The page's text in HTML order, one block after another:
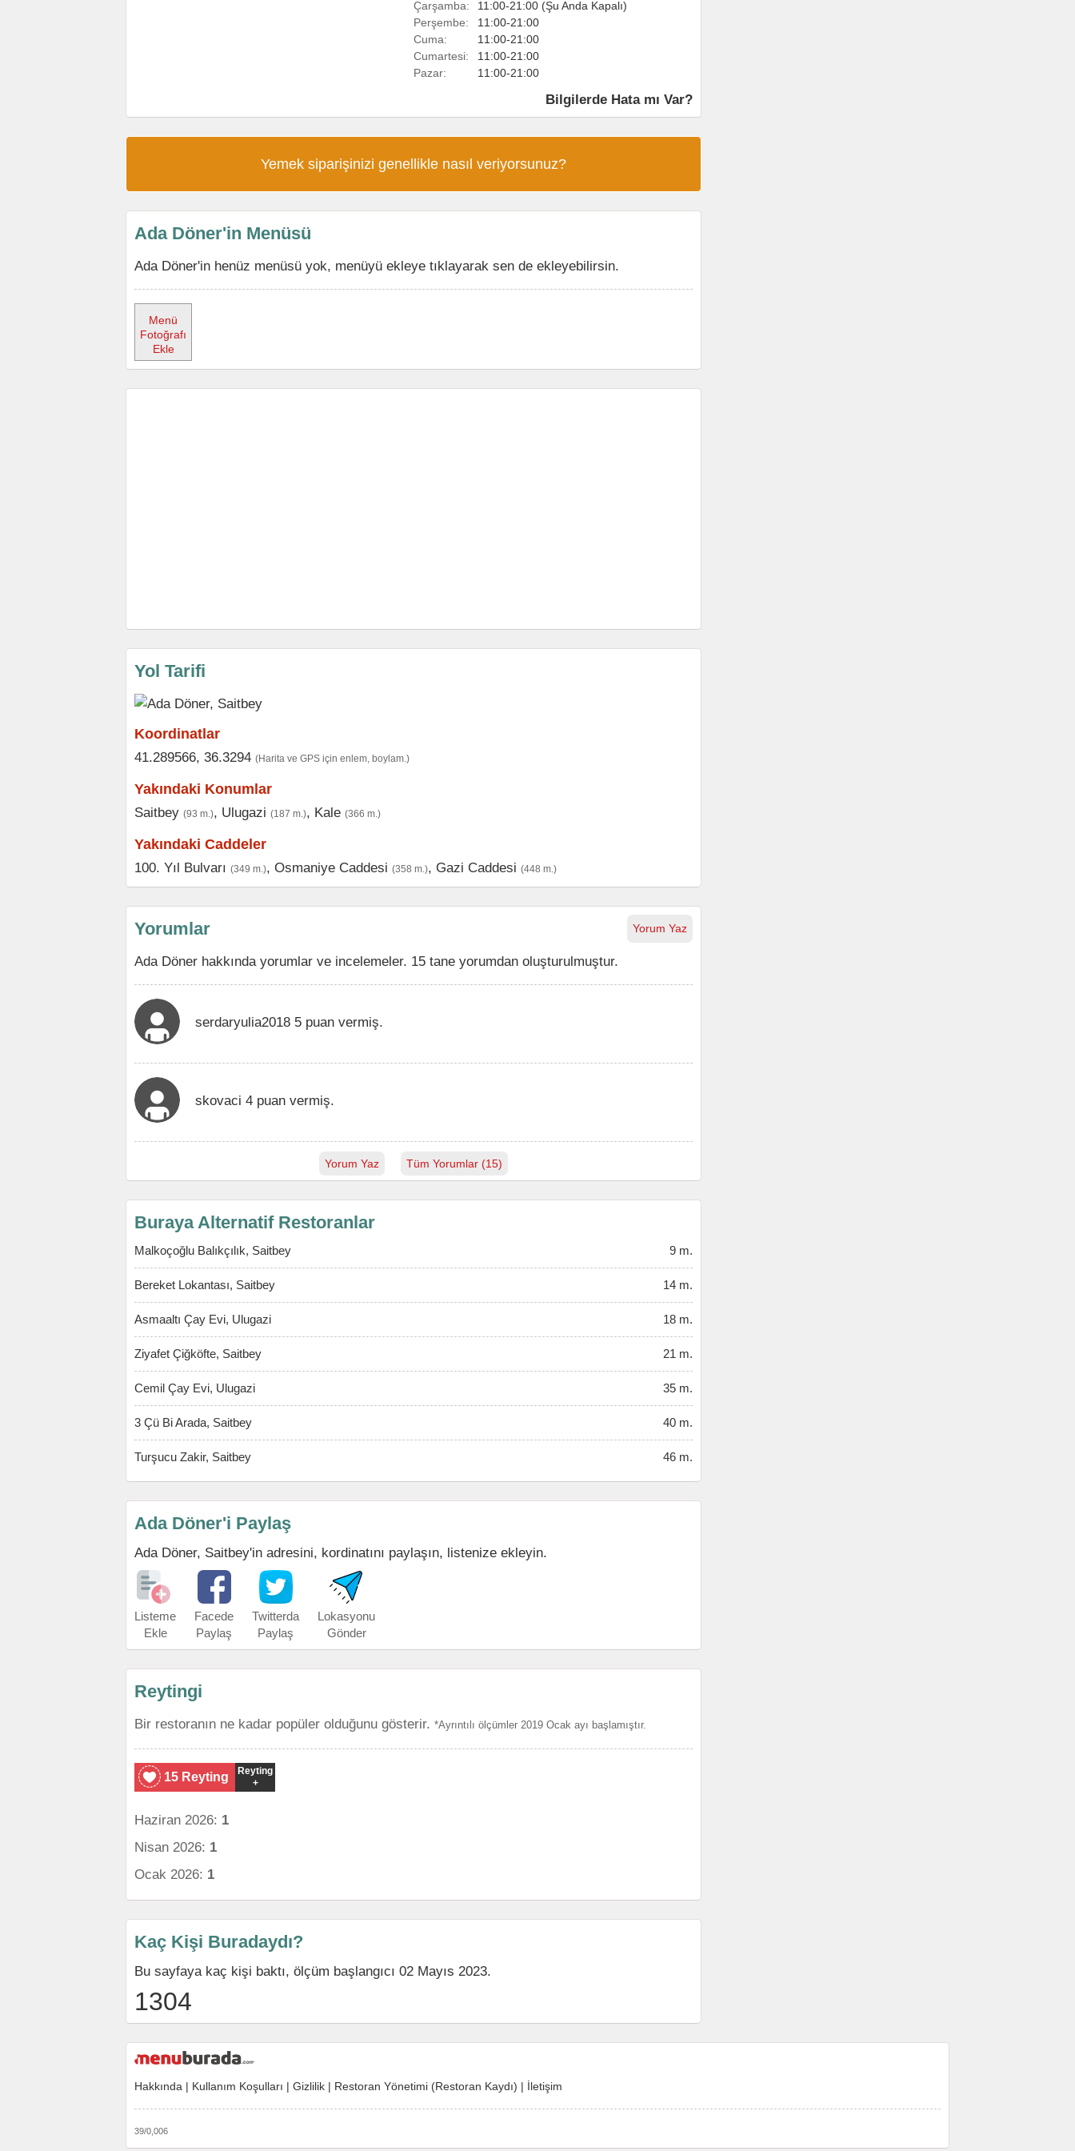
Çarşamba:
11:00-21:00 (Şu Anda Kapalı)
Perşembe:
11:00-21:00
Cuma:
11:00-21:00
Cumartesi:
11:00-21:00
Pazar:
11:00-21:00
Bilgilerde Hata mı Var?
Yemek siparişinizi genellikle nasıl veriyorsunuz?
Ada Döner'in Menüsü
Ada Döner'in henüz menüsü yok, menüyü ekleye tıklayarak sen de ekleyebilirsin.
Menü
Fotoğrafı
Ekle
Yol Tarifi
Koordinatlar
41.289566, 36.3294 (Harita ve GPS için enlem, boylam.)
Yakındaki Konumlar
Saitbey (93 m.), Ulugazi (187 m.), Kale (366 m.)
Yakındaki Caddeler
100. Yıl Bulvarı (349 m.), Osmaniye Caddesi (358 m.), Gazi Caddesi (448 m.)
Yorum Yaz
Yorumlar
Ada Döner hakkında yorumlar ve incelemeler. 15 tane yorumdan oluşturulmuştur.
serdaryulia2018 5 puan vermiş.
skovaci 4 puan vermiş.
Yorum Yaz Tüm Yorumlar (15)
Buraya Alternatif Restoranlar
Malkoçoğlu Balıkçılık, Saitbey 9 m.
Bereket Lokantası, Saitbey 14 m.
Asmaaltı Çay Evi, Ulugazi 18 m.
Ziyafet Çiğköfte, Saitbey 21 m.
Cemil Çay Evi, Ulugazi 35 m.
3 Çü Bi Arada, Saitbey 40 m.
Turşucu Zakir, Saitbey 46 m.
Ada Döner'i Paylaş
Ada Döner, Saitbey'in adresini, kordinatını paylaşın, listenize ekleyin.
Listeme
Ekle
Facede
Paylaş
Twitterda
Paylaş
Lokasyonu
Gönder
Reytingi
Bir restoranın ne kadar popüler olduğunu gösterir. *Ayrıntılı ölçümler 2019 Ocak ayı başlamıştır.
15 Reyting
Reyting
+
Haziran 2026: 1
Nisan 2026: 1
Ocak 2026: 1
Kaç Kişi Buradaydı?
Bu sayfaya kaç kişi baktı, ölçüm başlangıcı 02 Mayıs 2023.
1304
Hakkında | Kullanım Koşulları | Gizlilik | Restoran Yönetimi (Restoran Kaydı) | İletişim
39/0,006